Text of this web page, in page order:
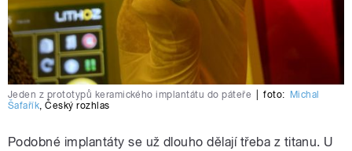
Jeden z prototypů keramického implantátu do páteře foto:
Michal
Šafařík,Český rozhlas
Podobné implantáty se už dlouho dělají třeba z titanu. U